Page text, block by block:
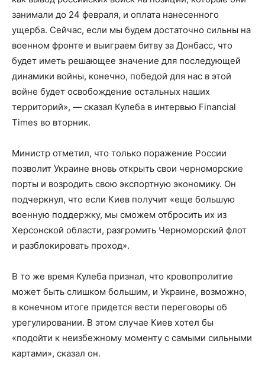
занимали до 24 февраля, и оплата нанесенного
ущерба. Сейчас, если мы будем достаточно сильны на
военном фронте и выиграем битву за Донбасс, что
будет иметь решающее значение для последующей
динамики войны, конечно, победой для нас в этой
войне будет освобождение остальных наших
территорий», — сказал Кулеба в интервью Financial
Times во вторник.
Министр отметил, что только поражение России
позволит Украине вновь открыть свои черноморские
порты и возродить свою экспортную экономику. Он
подчеркнул, что если Киев получит «еще большую
военную поддержку, мы сможем отбросить их из
Херсонской области, разгромить Черноморский флот
и разблокировать проход».
В то же время Кулеба признал, что кровопролитие
может быть слишком большим, и Украине, возможно,
в конечном итоге придется вести переговоры об
урегулировании. В этом случае Киев хотел бы
«подойти к неизбежному моменту с самыми сильными
картами», сказал он.